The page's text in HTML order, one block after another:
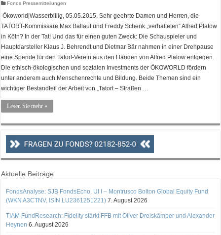
Fonds Pressemitteilungen
Ökoworld|Wasserbillig, 05.05.2015. Sehr geehrte Damen und Herren, die
TATORT-Kommissare Max Ballauf und Freddy Schenk „verhafteten“ Alfred Platow
in Köln? In der Tat! Und das für einen guten Zweck: Die Schauspieler und
Hauptdarsteller Klaus J. Behrendt und Dietmar Bär nahmen in einer Drehpause
eine Spende für den Tatort-Verein aus den Händen von Alfred Platow entgegen.
Die ethisch-ökologischen und sozialen Investments der ÖKOWORLD fördern
unter anderem auch Menschenrechte und Bildung. Beide Themen sind ein
wichtiger Bestandteil der Arbeit von „Tatort – Straßen …
Lesen Sie mehr »
Aktuelle Beiträge
FondsAnalyse: SJB FondsEcho. UI I – Montrusco Bolton Global Equity Fund
(WKN A3CTNV, ISIN LU2361251221) 7. August 2026
TIAM FundResearch: Fidelity stärkt FFB mit Oliver Dreiskämper und Alexander
Heynen 6. August 2026